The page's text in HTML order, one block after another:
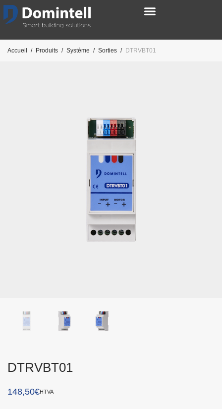
Accueil / Produits / Système / Sorties / DTRVBT01
DTRVBT01
148,50€HTVA